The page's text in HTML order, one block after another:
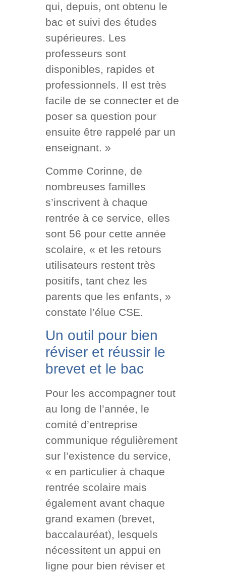
qui, depuis, ont obtenu le
bac et suivi des études
supérieures. Les
professeurs sont
disponibles, rapides et
professionnels. Il est très
facile de se connecter et de
poser sa question pour
ensuite être rappelé par un
enseignant. »
Comme Corinne, de
nombreuses familles
s’inscrivent à chaque
rentrée à ce service, elles
sont 56 pour cette année
scolaire, « et les retours
utilisateurs restent très
positifs, tant chez les
parents que les enfants, »
constate l’élue CSE.
Un outil pour bien
réviser et réussir le
brevet et le bac
Pour les accompagner tout
au long de l’année, le
comité d’entreprise
communique régulièrement
sur l’existence du service,
« en particulier à chaque
rentrée scolaire mais
également avant chaque
grand examen (brevet,
baccalauréat), lesquels
nécessitent un appui en
ligne pour bien réviser et